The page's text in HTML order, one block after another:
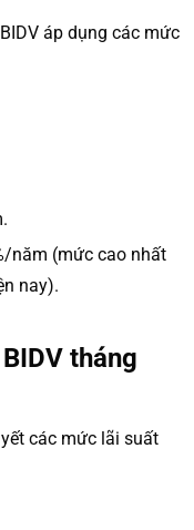
áp dụng các mức
năm (mức cao nhất
nay).
tháng
các mức lãi suất